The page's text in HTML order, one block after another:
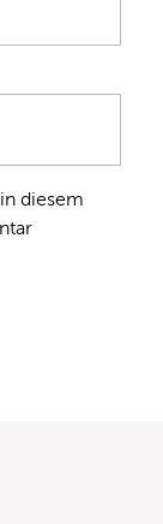
diesem